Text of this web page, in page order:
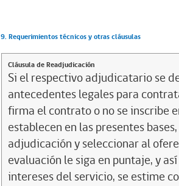
9. Requerimientos técnicos y otras cláusulas
Cláusula de Readjudicación
Si el respectivo adjudicatario se
antecedentes legales para
firma el contrato o no se inscribe
establecen en las presentes
adjudicación y seleccionar al
evaluación le siga en puntaje, y
intereses del servicio, se estime